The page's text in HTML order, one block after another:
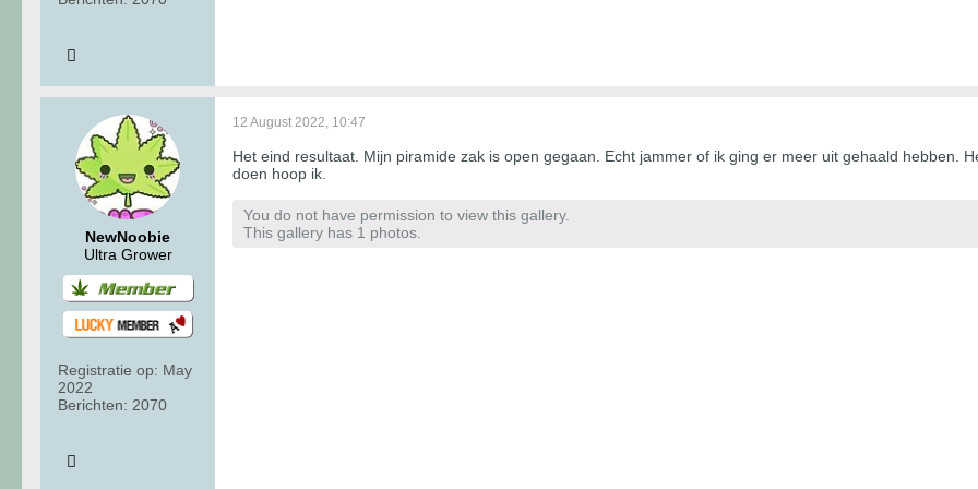
NewNoobie
Ultra Grower
Registratie op: May
2022
Berichten: 2070
12 August 2022, 10:47
Het eind resultaat. Mijn piramide zak is open gegaan. Echt jammer of ik ging er meer uit gehaald hebben.
doen hoop ik.
You do not have permission to view this gallery.
This gallery has 1 photos.